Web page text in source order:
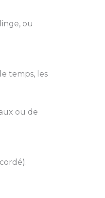
ou
temps, les
ou de